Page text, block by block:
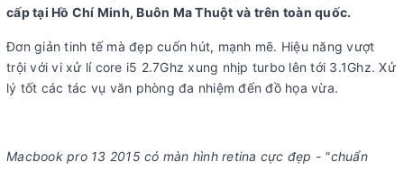
cấp tại Hồ Chí Minh, Buôn Ma Thuột và trên toàn quốc.
Đơn giản tinh tế mà đẹp cuốn hút, mạnh mẽ. Hiệu năng vượt
trội với vi xử lí core i5 2.7Ghz xung nhịp turbo lên tới 3.1Ghz. Xử
lý tốt các tác vụ văn phòng đa nhiệm đến đồ họa vừa.
Macbook pro 13 2015 có màn hình retina cực đẹp - "chuẩn